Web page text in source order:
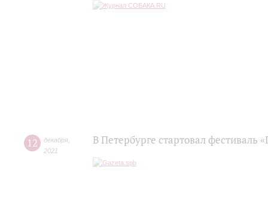
12 декабря
2021
В Петербурге стартовал фестиваль